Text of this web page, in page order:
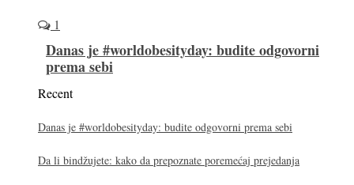
1
Danas je #worldobesityday: budite odgovorni
prema sebi
Recent
Danas je #worldobesityday: budite odgovorni prema sebi
Da li bindžujete: kako da prepoznate poremećaj prejedanja